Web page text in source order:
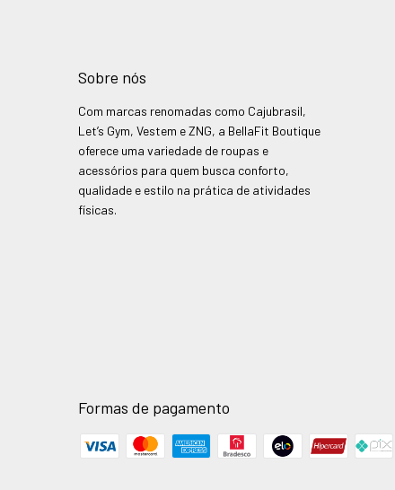
Sobre nós
Com marcas renomadas como Cajubrasil,
Let’s Gym, Vestem e ZNG, a BellaFit Boutique
oferece uma variedade de roupas e
acessórios para quem busca conforto,
qualidade e estilo na prática de atividades
físicas.
Formas de pagamento